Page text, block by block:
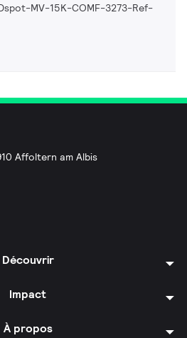
MV-15K-COMF-3273-Ref-
Affoltern am Albis
Découvrir
Impact
À propos